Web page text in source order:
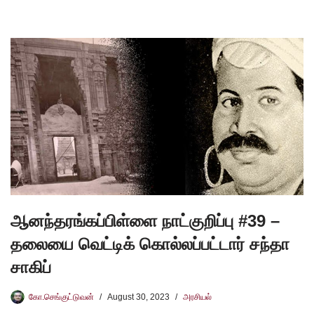
ஆனந்தரங்கப்பிள்ளை நாட்குறிப்பு #39 –
தலையை வெட்டிக் கொல்லப்பட்டார் சந்தா
சாகிப்
கோ.செங்குட்டுவன் August 30, 2023 அரசியல்